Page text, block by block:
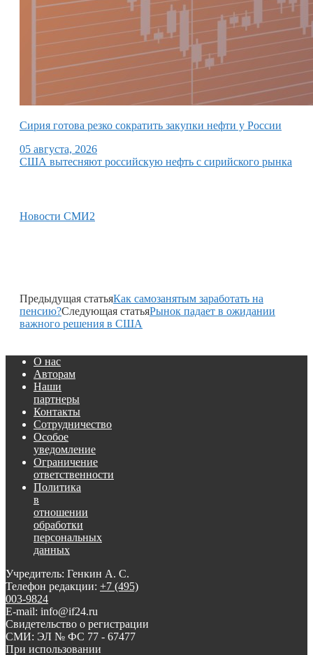
Сирия готова резко сократить закупки нефти у России
05 августа, 2026
США вытесняют российскую нефть с сирийского рынка
Новости СМИ2
Предыдущая статьяКак самозанятым заработать на
пенсию?Следующая статьяРынок падает в ожидании
важного решения в США
О нас
Авторам
Наши
партнеры
Контакты
Сотрудничество
Особое
уведомление
Ограничение
ответственности
Политика
в
отношении
обработки
персональных
данных
Учредитель: Генкин А. С.
Телефон редакции: +7 (495)
003-9824
E-mail: info@if24.ru
Свидетельство о регистрации
СМИ: ЭЛ № ФС 77 - 67477
При использовании